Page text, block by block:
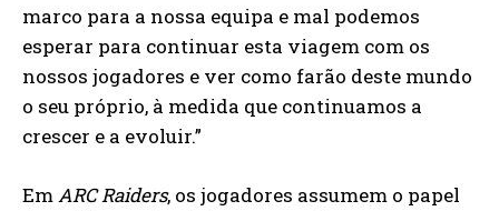
marco para a nossa equipa e mal podemos
esperar para continuar esta viagem com os
nossos jogadores e ver como farão deste mundo
o seu próprio, à medida que continuamos a
crescer e a evoluir.”
EmARC Raiders, os jogadores assumem o papel